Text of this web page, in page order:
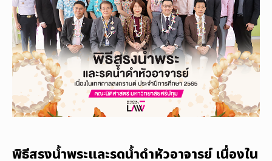
พิธีสรงน้ำพระและรดน้ำดำหัวอาจารย์​ เนื่องใน